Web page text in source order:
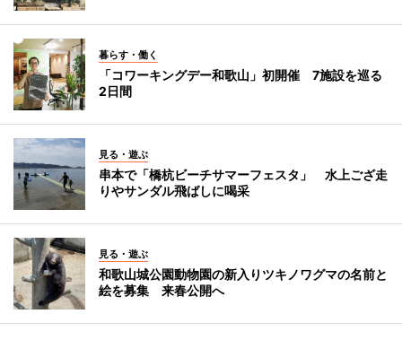
暮らす・働く
「コワーキングデー和歌山」初開催 7施設を巡る
2日間
見る・遊ぶ
串本で「橋杭ビーチサマーフェスタ」 水上ござ走
りやサンダル飛ばしに喝采
見る・遊ぶ
和歌山城公園動物園の新入りツキノワグマの名前と
絵を募集 来春公開へ